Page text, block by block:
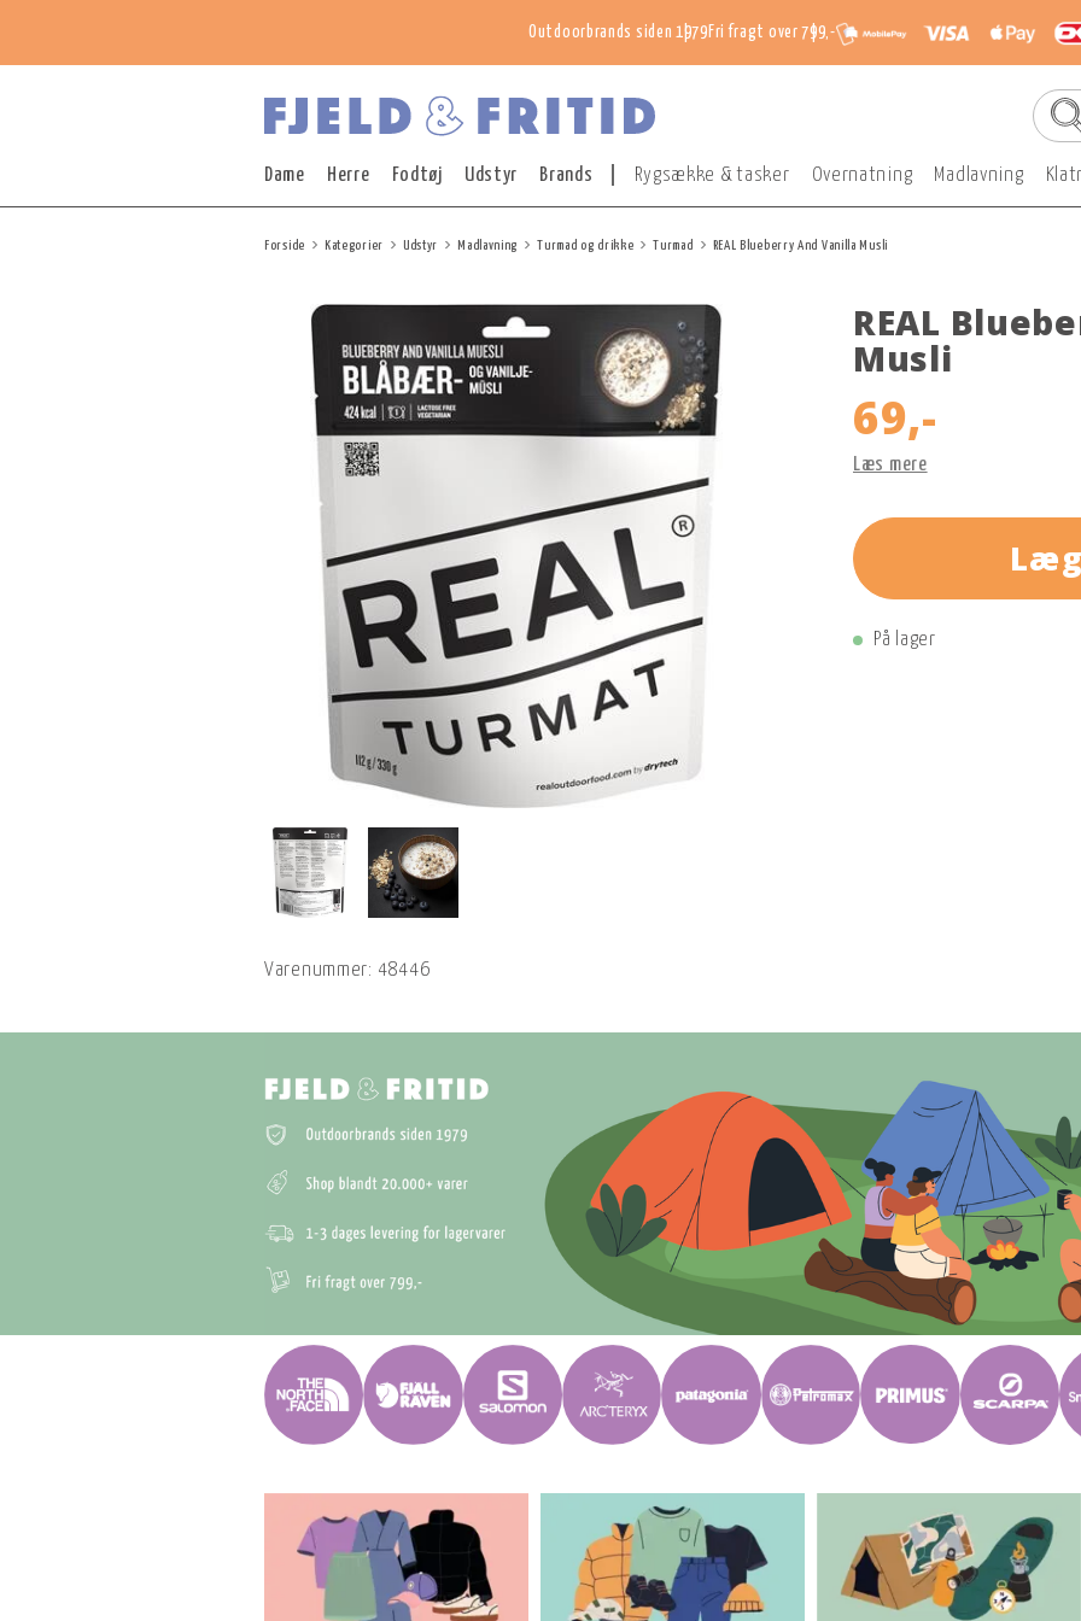
Outdoorbrands siden 1979 Fri fragt over 799,-
Dame Herre Fodtøj Udstyr Brands Rygsække & tasker Overnatning Madlavning
Forside Kategorier Udstyr Madlavning Turmad og drikke Turmad REAL Blueberry And Vanilla Musli
Varenummer: 48446
REAL
Musli
69,-
Læs mere
På lager